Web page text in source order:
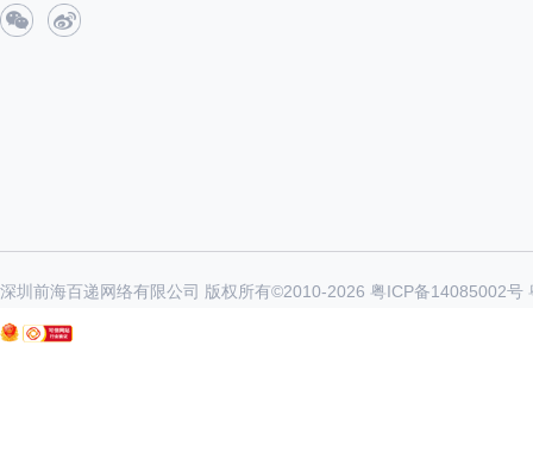
深圳前海百递网络有限公司 版权所有©2010-2026 粤ICP备14085002号